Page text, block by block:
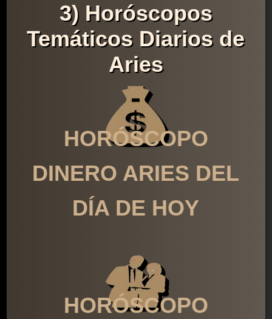
3) Horóscopos
Temáticos Diarios de
Aries
HORÓSCOPO
DINERO ARIES DEL
DÍA DE HOY
HORÓSCOPO